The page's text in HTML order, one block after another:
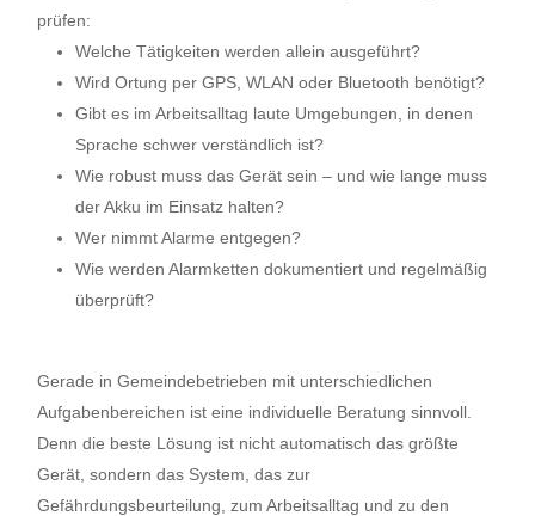
prüfen:
Welche Tätigkeiten werden allein ausgeführt?
Wird Ortung per GPS, WLAN oder Bluetooth benötigt?
Gibt es im Arbeitsalltag laute Umgebungen, in denen
Sprache schwer verständlich ist?
Wie robust muss das Gerät sein – und wie lange muss
der Akku im Einsatz halten?
Wer nimmt Alarme entgegen?
Wie werden Alarmketten dokumentiert und regelmäßig
überprüft?
Gerade in Gemeindebetrieben mit unterschiedlichen
Aufgabenbereichen ist eine individuelle Beratung sinnvoll.
Denn die beste Lösung ist nicht automatisch das größte
Gerät, sondern das System, das zur
Gefährdungsbeurteilung, zum Arbeitsalltag und zu den